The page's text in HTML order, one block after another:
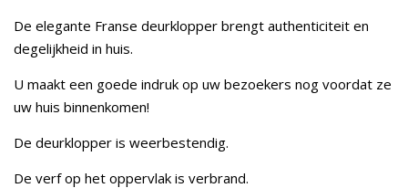
De elegante Franse deurklopper brengt authenticiteit en
degelijkheid in huis.
U maakt een goede indruk op uw bezoekers nog voordat ze
uw huis binnenkomen!
De deurklopper is weerbestendig.
De verf op het oppervlak is verbrand.